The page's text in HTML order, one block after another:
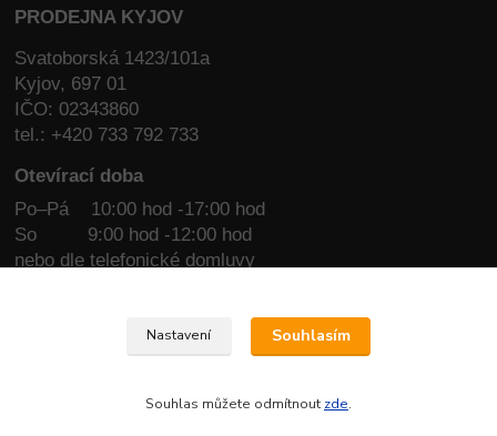
PRODEJNA KYJOV
Svatoborská 1423/101a
Kyjov, 697 01
IČO: 02343860
tel.: +420 733 792 733
Otevírací doba
Po–Pá 10:00 hod -17:00 hod
So
9:00 hod -12:00 hod
nebo dle telefonické domluvy
tel.: +420 733 792 733
top.cyklo@seznam.cz
Nastavení Souhlasím
Souhlas můžete odmítnout zde.